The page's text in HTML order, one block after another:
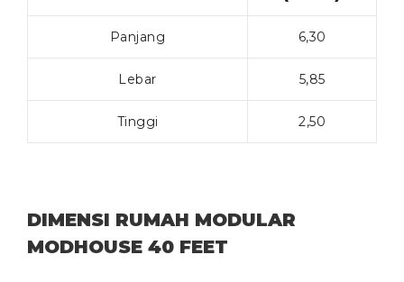
Panjang 6,30
Lebar 5,85
Tinggi 2,50
DIMENSI RUMAH MODULAR
MODHOUSE 40 FEET